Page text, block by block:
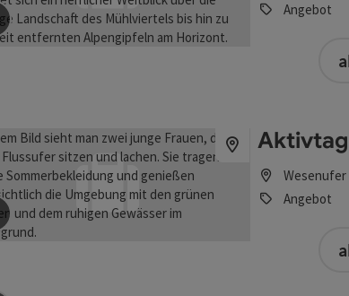
Beitrag merken: 6 Nächte - BAD KREUZEN - HerbstTage
Angebot
Beitrag merken: Aktivtage- wo dein Auto Urlaub hat
Wesenufer
Angebot